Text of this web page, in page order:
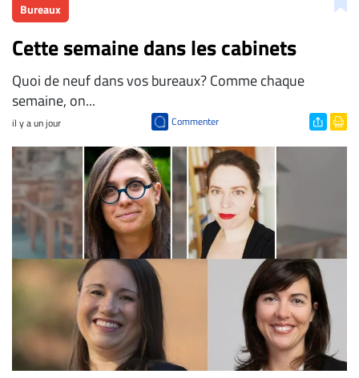
Bureaux
Cette semaine dans les cabinets
Quoi de neuf dans vos bureaux? Comme chaque
semaine, on...
il y a un jour Commenter